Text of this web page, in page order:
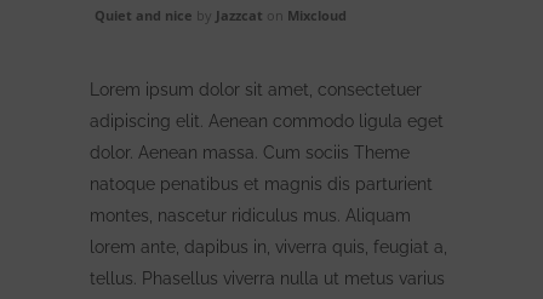
Quiet and nice by Jazzcat on Mixcloud
Lorem ipsum dolor sit amet, consectetuer
adipiscing elit. Aenean commodo ligula eget
dolor. Aenean massa. Cum sociis Theme
natoque penatibus et magnis dis parturient
montes, nascetur ridiculus mus. Aliquam
lorem ante, dapibus in, viverra quis, feugiat a,
tellus. Phasellus viverra nulla ut metus varius